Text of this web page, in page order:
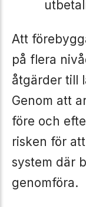
Att
på flera
åtgärder till
Genom att
före och
risken för
system där
genomföra.